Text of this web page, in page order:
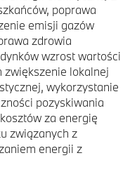
poprawa
emisji gazów
zdrowia
wzrost wartości
lokalnej
wykorzystanie
pozyskiwania
za energię
związanych z
energii z